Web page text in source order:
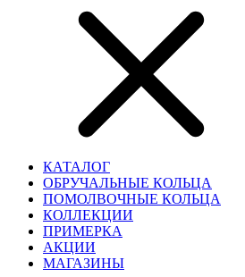
КАТАЛОГ
ОБРУЧАЛЬНЫЕ КОЛЬЦА
ПОМОЛВОЧНЫЕ КОЛЬЦА
КОЛЛЕКЦИИ
ПРИМЕРКА
АКЦИИ
МАГАЗИНЫ